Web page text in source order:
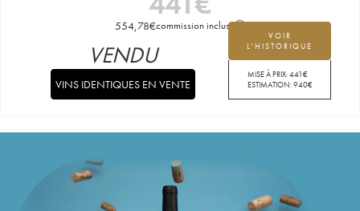
554,78€commission incluse
VOIR
L'HISTORIQUE
MISE À PRIX:441€
ESTIMATION:940€
VENDU
VINS IDENTIQUES EN VENTE